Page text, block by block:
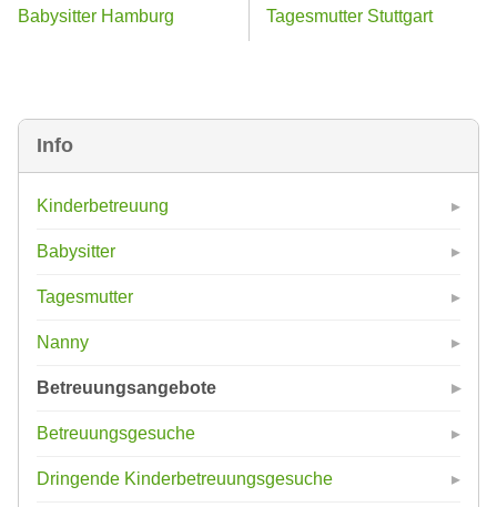
Info
Kinderbetreuung
Babysitter
Tagesmutter
Nanny
Betreuungsangebote
Betreuungsgesuche
Dringende Kinderbetreuungsgesuche
Babysitter Hamburg
Tagesmutter Stuttgart